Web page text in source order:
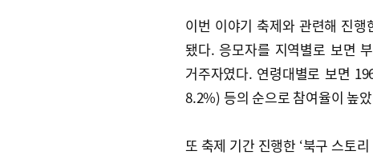
이번 이야기 축제와 관련해 진
됐다. 응모자를 지역별로 보면
거주자였다. 연령대별로 보면
8.2%) 등의 순으로 참여율이 높
또 축제 기간 진행한 ‘북구 스토